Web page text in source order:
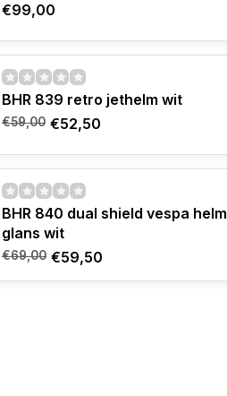
€99,00
BHR 839 retro jethelm wit
€59,00 €52,50
BHR 840 dual shield vespa helm
glans wit
€69,00 €59,50